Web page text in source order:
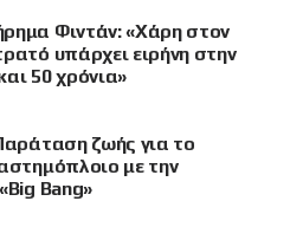
Φιντάν: «Χάρη στον
υπάρχει ειρήνη στην
50 χρόνια»
ζωής για το
με την
Bang»